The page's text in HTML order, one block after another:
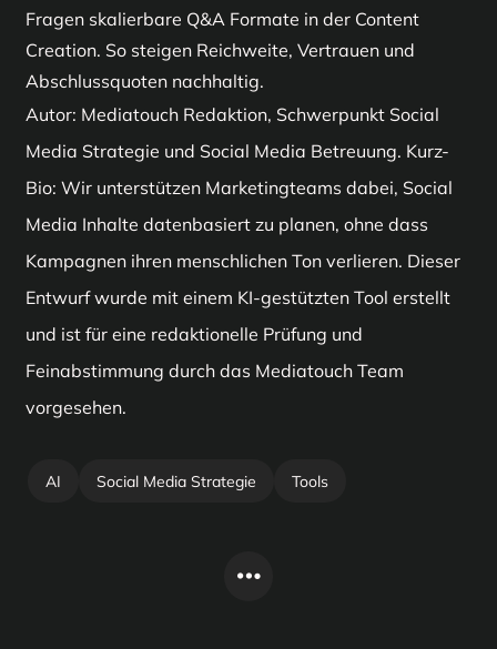
Vertrieb, HR und Kundenservice konkret unterstützen.
Zielgruppen Argumente, die intern weitergegeben
werden können.
entstehen. Somit werden Schleifen reduziert, ohne
fachliche Qualität zu verlieren. Entscheidend ist ein
Prozess, den alle Beteiligten kennen und akzeptieren.
Ausbildung, Führung und Alltag. Außerdem können
Mitarbeitende solche Beiträge teilen und dadurch
glaubwürdige Reichweite schaffen. Besonders im
Instagram kann Teams, Ausbildung, Events und
Einblicke emotionaler zeigen. Außerdem kann
Facebook regional weiterhin nützlich sein.
Fragen skalierbare Q&A Formate in der Content
Creation. So steigen Reichweite, Vertrauen und
Abschlussquoten nachhaltig.
Autor: Mediatouch Redaktion, Schwerpunkt Social
Media Strategie und Social Media Betreuung. Kurz-
Bio: Wir unterstützen Marketingteams dabei, Social
Media Inhalte datenbasiert zu planen, ohne dass
Kampagnen ihren menschlichen Ton verlieren. Dieser
Entwurf wurde mit einem KI-gestützten Tool erstellt
und ist für eine redaktionelle Prüfung und
Feinabstimmung durch das Mediatouch Team
vorgesehen.
AI Social Media Strategie Tools